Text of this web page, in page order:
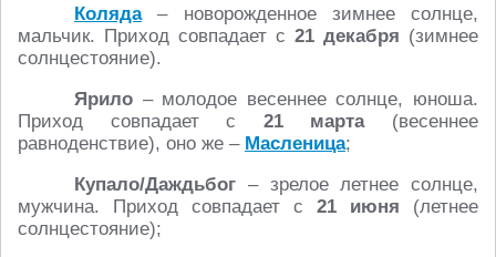
Коляда– новорожденное зимнее солнце,
мальчик. Приход совпадает с 21 декабря (зимнее
солнцестояние).
Ярило – молодое весеннее солнце, юноша.
Приход совпадает с 21 марта(весеннее
равноденствие), оно же – Масленица;
Купало/Даждьбог – зрелое летнее солнце,
мужчина. Приход совпадает с 21 июня (летнее
солнцестояние);